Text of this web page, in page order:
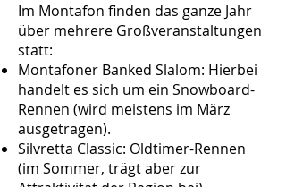
Im Montafon finden das ganze Jahr
über mehrere Großveranstaltungen
statt:
Montafoner Banked Slalom: Hierbei
handelt es sich um ein Snowboard-
Rennen (wird meistens im März
ausgetragen).
Silvretta Classic: Oldtimer-Rennen
(im Sommer, trägt aber zur